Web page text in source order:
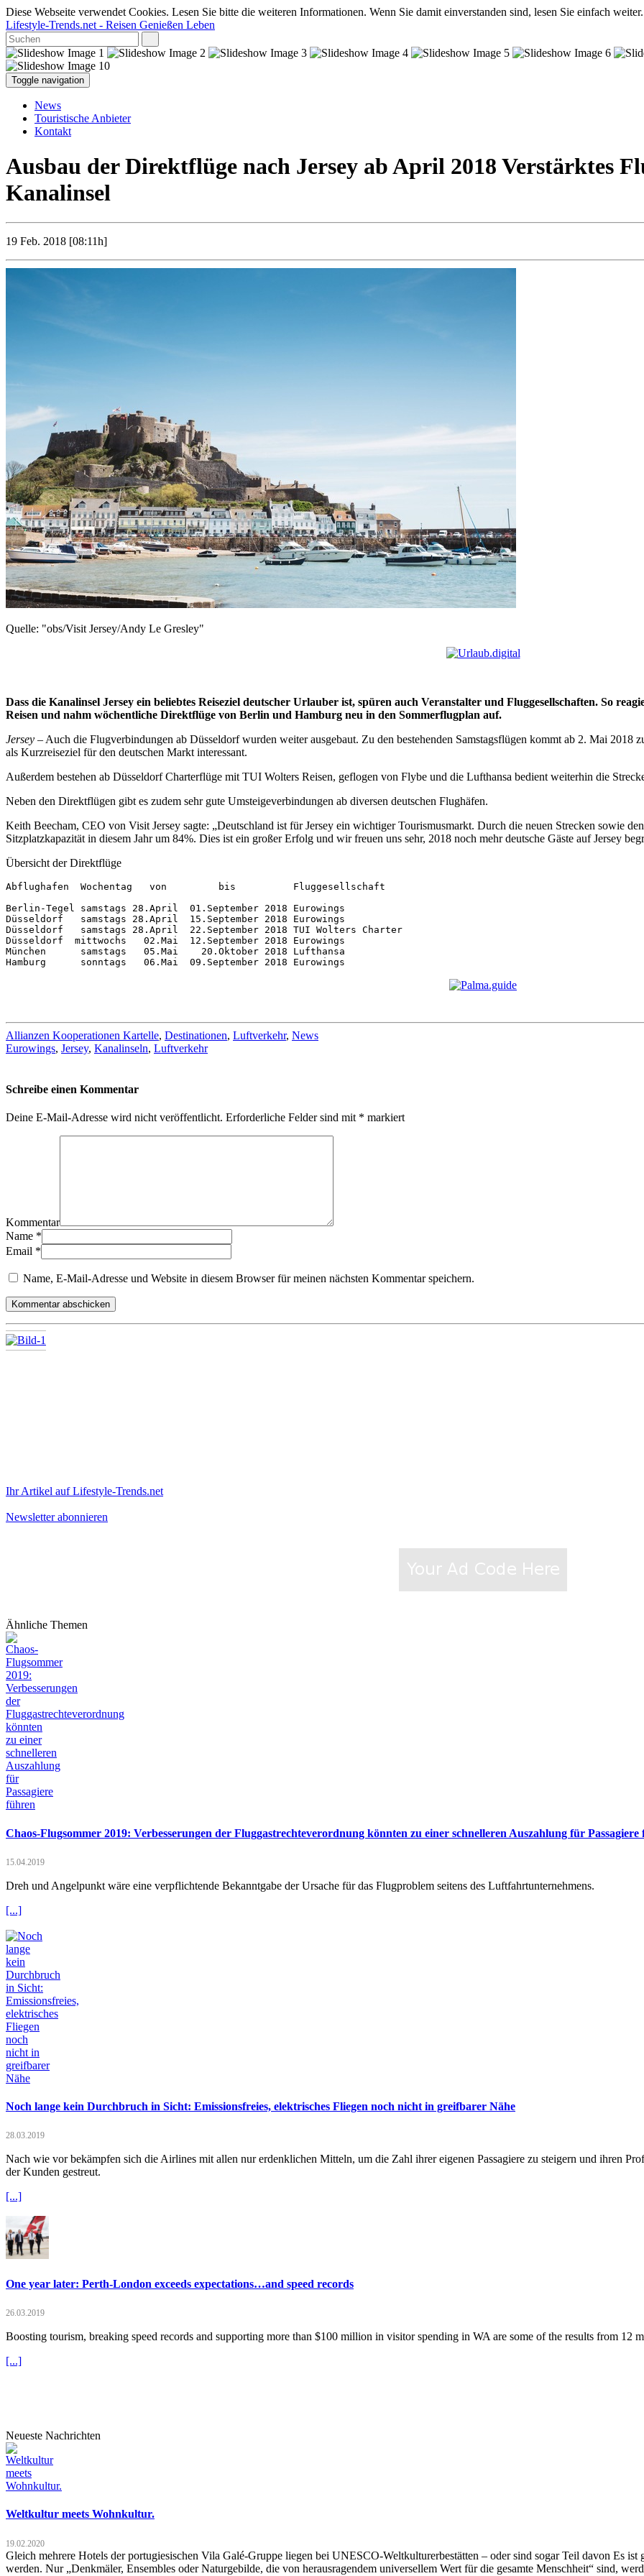
Diese Webseite verwendet Cookies. Lesen Sie bitte die weiteren Informationen. Wenn Sie damit einverstanden sind, lesen Sie einfach weiter.
Lifestyle-Trends.net - Reisen Genießen Leben
Toggle navigation
News
Touristische Anbieter
Kontakt
Ausbau der Direktflüge nach Jersey ab April 2018 Verstärktes
Kanalinsel
19 Feb. 2018 [08:11h]
Quelle: "obs/Visit Jersey/Andy Le Gresley"
Dass die Kanalinsel Jersey ein beliebtes Reiseziel deutscher Urlauber ist, spüren auch Veranstalter und Fluggesellschaften. So
Reisen und nahm wöchentliche Direktflüge von Berlin und Hamburg neu in den Sommerflugplan auf.
Jersey – Auch die Flugverbindungen ab Düsseldorf wurden weiter ausgebaut. Zu den bestehenden Samstagsflügen kommt ab 2. Mai
als Kurzreiseziel für den deutschen Markt interessant.
Außerdem bestehen ab Düsseldorf Charterflüge mit TUI Wolters Reisen, geflogen von Flybe und die Lufthansa bedient weiterhin die
Neben den Direktflügen gibt es zudem sehr gute Umsteigeverbindungen ab diversen deutschen Flughäfen.
Keith Beecham, CEO von Visit Jersey sagte: „Deutschland ist für Jersey ein wichtiger Tourismusmarkt. Durch die neuen Strecken sowie
Sitzplatzkapazität in diesem Jahr um 84%. Dies ist ein großer Erfolg und wir freuen uns sehr, 2018 noch mehr deutsche Gäste auf Jersey
Übersicht der Direktflüge
Abflughafen  Wochentag   von         bis          Fluggesellschaft
Berlin-Tegel samstags 28.April  01.September 2018 Eurowings
Düsseldorf   samstags 28.April  15.September 2018 Eurowings
Düsseldorf   samstags 28.April  22.September 2018 TUI Wolters Charter
Düsseldorf  mittwochs   02.Mai  12.September 2018 Eurowings
München      samstags   05.Mai    20.Oktober 2018 Lufthansa
Hamburg      sonntags   06.Mai  09.September 2018 Eurowings
Allianzen Kooperationen Kartelle, Destinationen, Luftverkehr, News
Eurowings, Jersey, Kanalinseln, Luftverkehr
Schreibe einen Kommentar
Deine E-Mail-Adresse wird nicht veröffentlicht. Erforderliche Felder sind mit * markiert
Kommentar
Name *
Email *
Name, E-Mail-Adresse und Website in diesem Browser für meinen nächsten Kommentar speichern.
Ihr Artikel auf Lifestyle-Trends.net
Newsletter abonnieren
Ähnliche Themen
Chaos-Flugsommer 2019: Verbesserungen der Fluggastrechteverordnung könnten zu einer schnelleren Auszahlung für Passagiere
15.04.2019
Dreh und Angelpunkt wäre eine verpflichtende Bekanntgabe der Ursache für das Flugproblem seitens des Luftfahrtunternehmens.
[...]
Noch lange kein Durchbruch in Sicht: Emissionsfreies, elektrisches Fliegen noch nicht in greifbarer Nähe
28.03.2019
Nach wie vor bekämpfen sich die Airlines mit allen nur erdenklichen Mitteln, um die Zahl ihrer eigenen Passagiere zu steigern und ihren
der Kunden gestreut.
[...]
One year later: Perth-London exceeds expectations…and speed records
26.03.2019
Boosting tourism, breaking speed records and supporting more than $100 million in visitor spending in WA are some of the results from 12
[...]
Neueste Nachrichten
Weltkultur meets Wohnkultur.
19.02.2020
Gleich mehrere Hotels der portugiesischen Vila Galé-Gruppe liegen bei UNESCO-Weltkulturerbestätten – oder sind sogar Teil davon Es
werden. Nur „Denkmäler, Ensembles oder Naturgebilde, die von herausragendem universellem Wert für die gesamte Menschheit“ sind,